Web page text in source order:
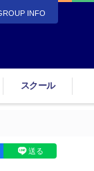
INFO
スクール
送る